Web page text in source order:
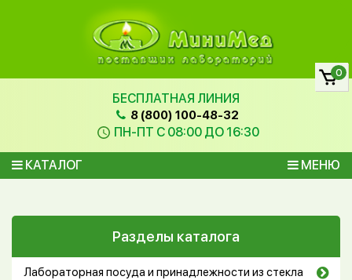
БЕСПЛАТНАЯ ЛИНИЯ
8 (800) 100-48-32
ПН-ПТ С 08:00 ДО 16:30
КАТАЛОГ МЕНЮ
0
Разделы каталога
Лабораторная посуда и принадлежности из стекла